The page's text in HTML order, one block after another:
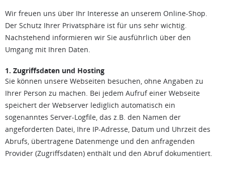
Wir freuen uns über Ihr Interesse an unserem Online-Shop.
Der Schutz Ihrer Privatsphäre ist für uns sehr wichtig.
Nachstehend informieren wir Sie ausführlich über den
Umgang mit Ihren Daten.
1. Zugriffsdaten und Hosting
Sie können unsere Webseiten besuchen, ohne Angaben zu
Ihrer Person zu machen. Bei jedem Aufruf einer Webseite
speichert der Webserver lediglich automatisch ein
sogenanntes Server-Logfile, das z.B. den Namen der
angeforderten Datei, Ihre IP-Adresse, Datum und Uhrzeit des
Abrufs, übertragene Datenmenge und den anfragenden
Provider (Zugriffsdaten) enthält und den Abruf dokumentiert.